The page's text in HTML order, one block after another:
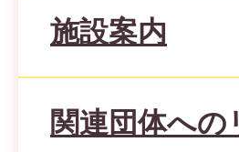
施設案内
関連団体への